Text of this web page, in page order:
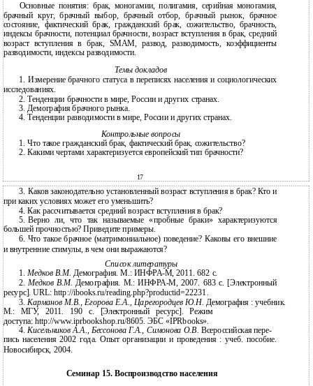
Основные понятия: брак, моногамии, полигамия, серийная моногамия,
брачный круг, брачный выбор, брачный отбор, брачный рынок, брачное
состояние, фактический брак, гражданский брак, сожительство, брачность,
индексы брачности, потенциал брачности, возраст вступления в брак, средний
возраст вступления в брак, SMAM, развод, разводимость, коэффициенты
разводимости, индексы разводимости.
Темы докладов
1.
Измерение брачного статуса в переписях населения и социологических
исследованиях.
2. Тенденции брачности в мире, России и других странах.
3. Демография брачного рынка.
4. Тенденции разводимости в мире, России и других странах.
Контрольные вопросы
1.
Что такое гражданский брак, фактический брак, сожительство?
2. Какими чертами характеризуется европейский тип брачности?
17
3. Каков законодательно установленный возраст вступления в брак? Кто и
при каких условиях может его уменьшить?
4. Как рассчитывается средний возраст вступления в брак?
5. Верно ли, что так называемые «пробные браки» характеризуются
большей прочностью? Приведите примеры.
6. Что такое брачное (матримониальное) поведение? Каковы его внешние
и внутренние стимулы, в чем они выражаются?
Список литературы
1.
Медков В.М. Демография. М.: ИНФРА-М, 2011. 682 с.
2.
Медков В.М. Демография. М.: ИНФРА-М, 2007. 683 с. [Электронный
ресурс]. URL: http://ibooks.ru/reading.php?productid=22231.
3. Карманов М.В., Егорова Е.А., Царегородцев Ю.Н. Демография : учебник.
М.: МГУ, 2011. 190 c. [Электронный ресурс]. Режим
доступа: http://www.iprbookshop.ru/8605. ЭБС «IPRbooks».
4. Кисельников А.А., Бессонова Г.А., Симонова О.В. Всероссийская пере-
пись населения 2002 года. Опыт организации и проведения : учеб. пособие.
Новосибирск, 2004.
Семинар 15. Воспроизводство населения